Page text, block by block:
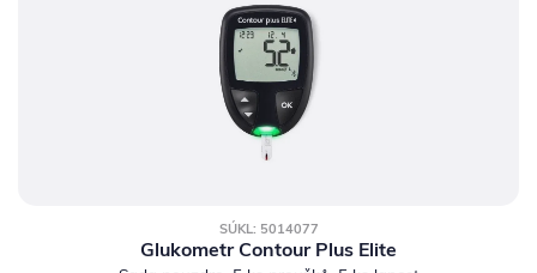
SÚKL: 5014077
Glukometr Contour Plus Elite